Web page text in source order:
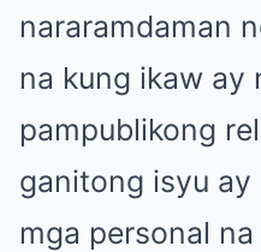
nararamdaman
na kung ikaw ay
pampublikong
ganitong isyu
mga personal